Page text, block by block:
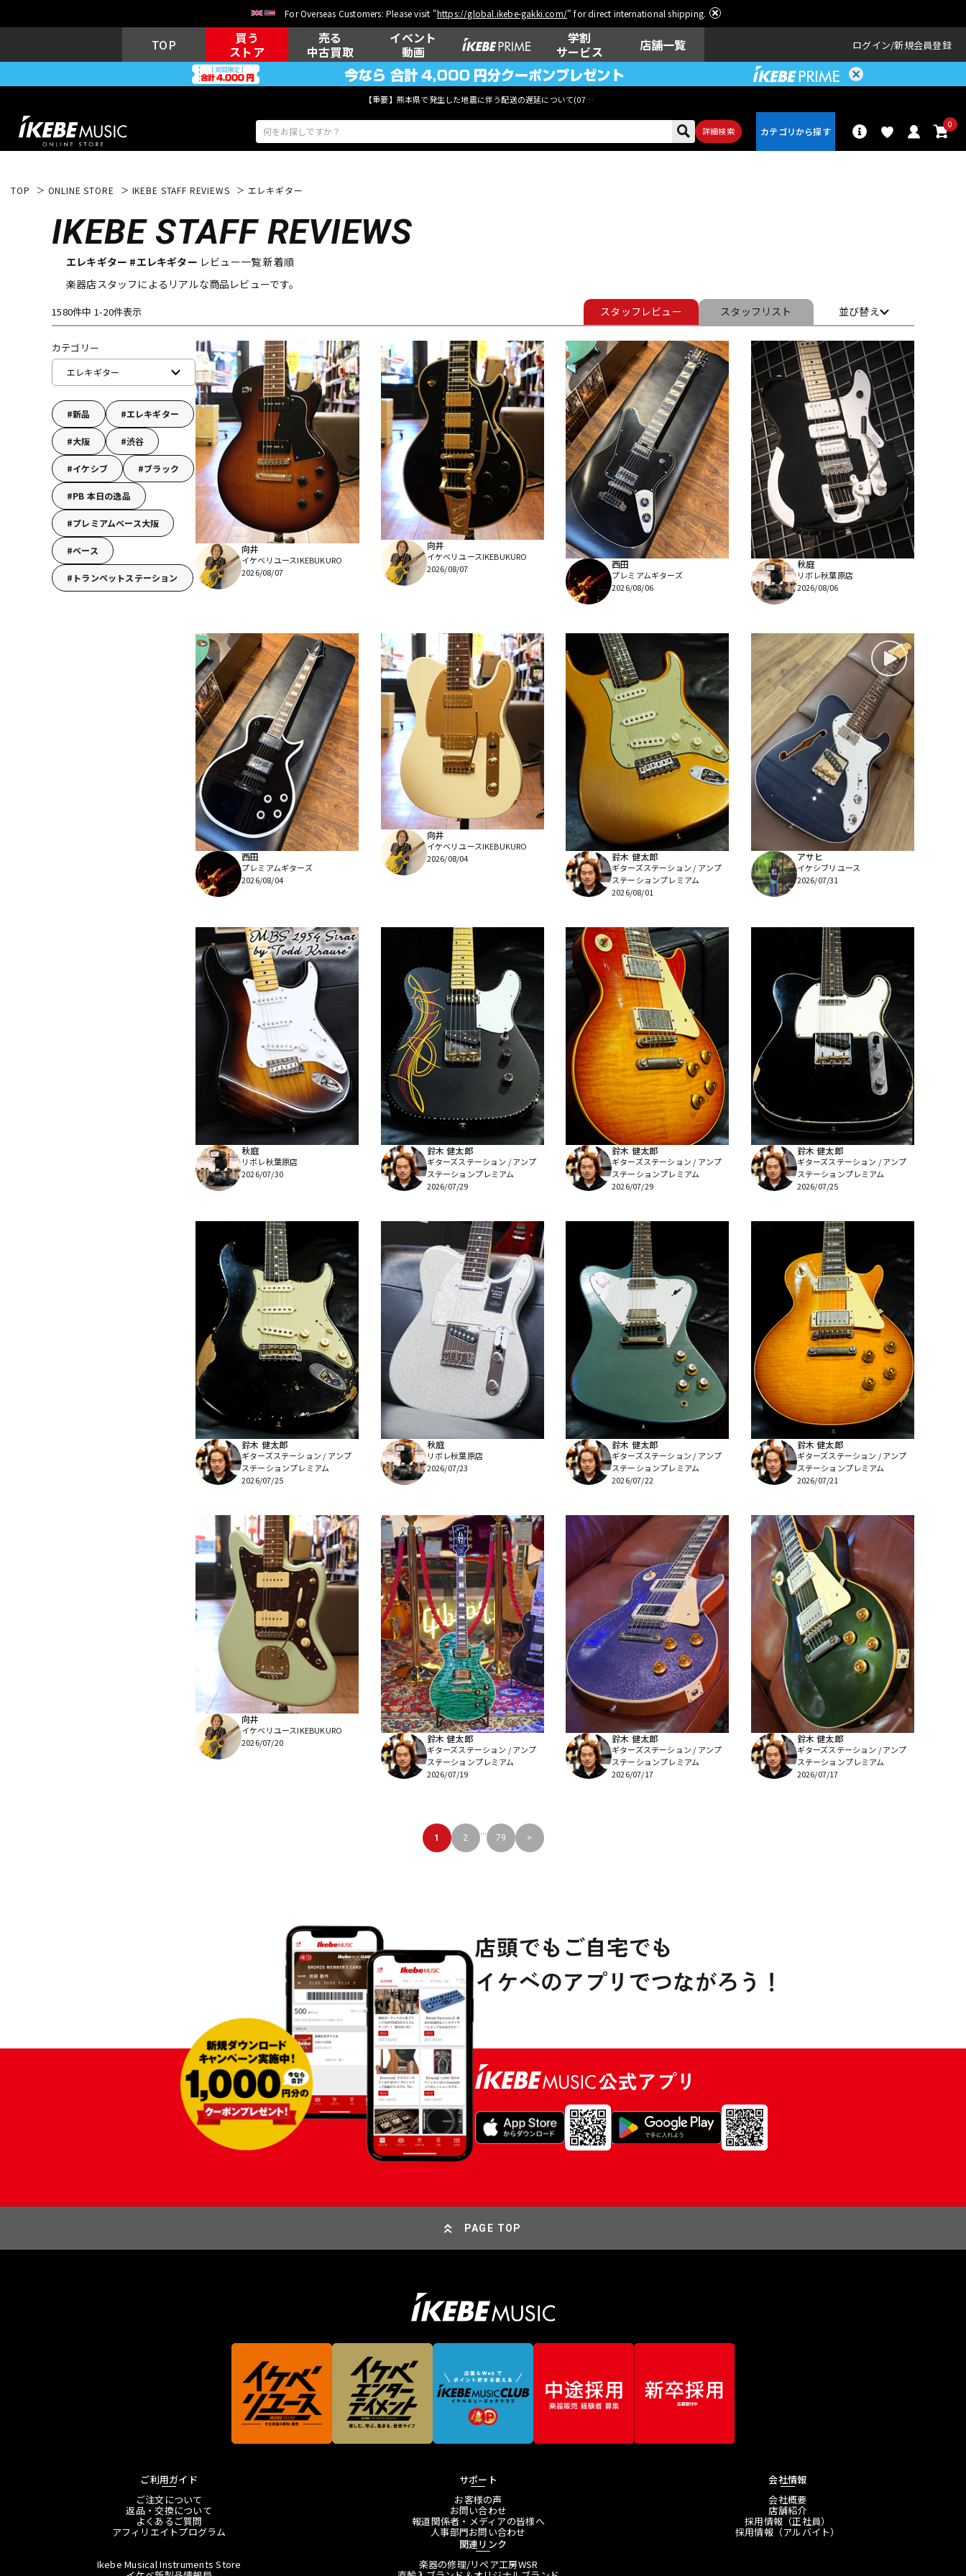
For Overseas Customers: Please visit "https://global.ikebe-gakki.com/" for direct international shipping.
TOP
買う
ストア
売る
中古買取
イベント
動画
学割
サービス
店舗一覧 ログイン 新規会員登録
【重要】熊本県で発生した地震に伴う配送の遅延について(07月29日
詳細検索
0
アコギ/エレ
キーボード 電子ピアノ
DTM DTM オンラ
イン納品
レコーディン
グ機器
配信/ライブ
機器
楽器アクセサ
リ
中古 ヴィンテージ
TOP ONLINE STORE IKEBE STAFF REVIEWS エレキギター
IKEBE STAFF REVIEWS
エレキギター #エレキギター レビュー一覧 新着順
楽器店スタッフによるリアルな商品レビューです。
1580件中 1-20件表示 スタッフ レビュー スタッフ リスト 並び替え
カテゴリー
エレキギター
新品 エレキギター
大阪 渋谷
イケシブ ブラック
PB 本日の逸品
プレミアムベース大阪
ベース
トランペットステーション
向井
イケベリユースIKEBUKURO
2026/08/07
向井
イケベリユースIKEBUKURO
2026/08/07
西田
プレミアムギターズ
2026/08/06
秋庭
リボレ秋葉原店
2026/08/06
西田
プレミアムギターズ
2026/08/04
向井
イケベリユースIKEBUKURO
2026/08/04
鈴木 健太郎
ギターズステーション / アンプ
ステーションプレミアム
2026/08/01
アサヒ
イケシブリユース
2026/07/31
秋庭
リボレ秋葉原店
2026/07/30
鈴木 健太郎
ギターズステーション / アンプ
ステーションプレミアム
2026/07/29
鈴木 健太郎
ギターズステーション / アンプ
ステーションプレミアム
2026/07/29
鈴木 健太郎
ギターズステーション / アンプ
ステーションプレミアム
2026/07/25
鈴木 健太郎
ギターズステーション / アンプ
ステーションプレミアム
2026/07/25
秋庭
リボレ秋葉原店
2026/07/23
鈴木 健太郎
ギターズステーション / アンプ
ステーションプレミアム
2026/07/22
鈴木 健太郎
ギターズステーション / アンプ
ステーションプレミアム
2026/07/21
向井
イケベリユースIKEBUKURO
2026/07/20
鈴木 健太郎
ギターズステーション / アンプ
ステーションプレミアム
2026/07/19
鈴木 健太郎
ギターズステーション / アンプ
ステーションプレミアム
2026/07/17
鈴木 健太郎
ギターズステーション / アンプ
ステーションプレミアム
2026/07/17
1 2 79 >
PAGE TOP
ご利用ガイド
ご注文について
返品・交換について
よくあるご質問
アフィリエイトプログラム
サポート
お客様の声
お問い合わせ
報道関係者・メディアの皆様へ
人事部門お問い合わせ
会社情報
会社概要
店舗紹介
採用情報（正社員）
採用情報（アルバイト）
関連リンク
Ikebe Musical Instruments Store
楽器の修理/リペア工房WSR